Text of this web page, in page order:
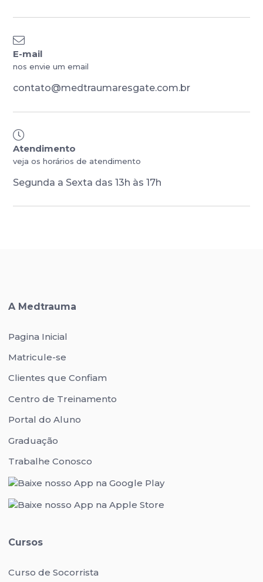
E-mail
nos envie um email
contato@medtraumaresgate.com.br
Atendimento
veja os horários de atendimento
Segunda a Sexta das 13h às 17h
A Medtrauma
Pagina Inicial
Matricule-se
Clientes que Confiam
Centro de Treinamento
Portal do Aluno
Graduação
Trabalhe Conosco
Cursos
Curso de Socorrista